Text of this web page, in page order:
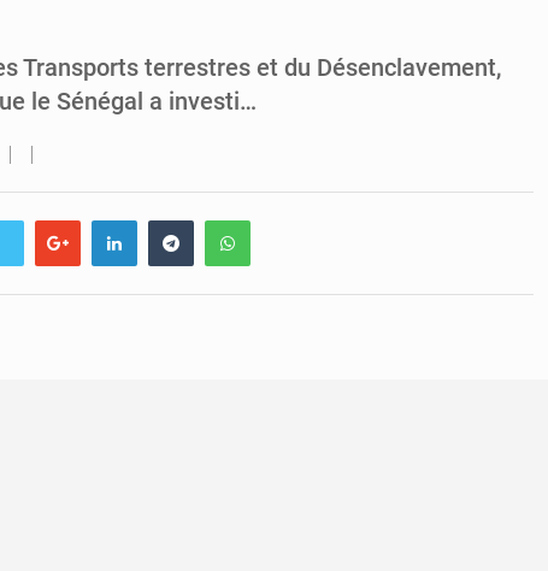
Transports terrestres et du Désenclavement,
le Sénégal a investi…